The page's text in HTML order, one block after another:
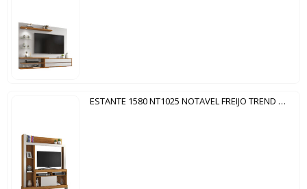
ESTANTE 1580 NT1025 NOTAVEL FREIJO TREND | OFF WHITE